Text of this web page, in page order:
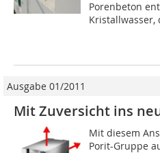
Porenbeton
Kristallwasser,
Ausgabe 01/2011
Mit Zuversicht ins
Mit diesem
Porit-Gruppe